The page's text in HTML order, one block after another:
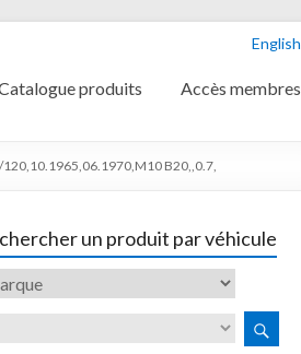
English
produits Accès membres
120,10.1965,06.1970,M10 B20,,0.7,
un produit par véhicule